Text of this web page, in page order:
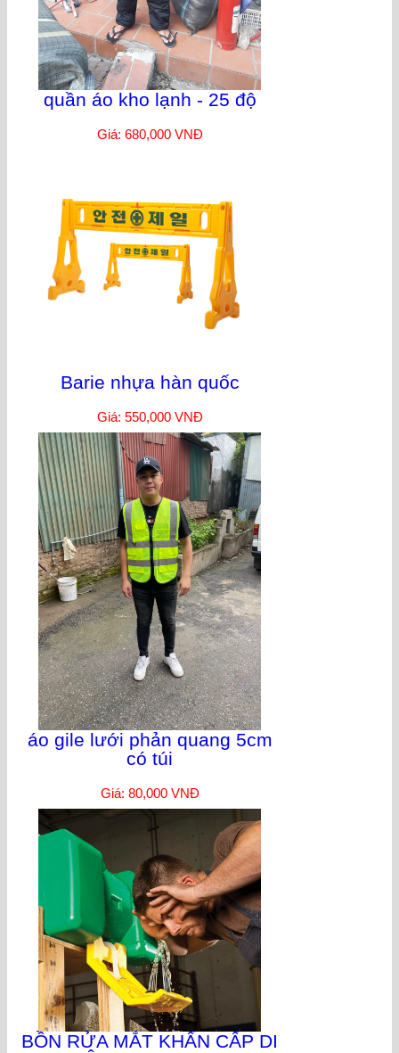
quần áo kho lạnh - 25 độ
Giá: 680,000 VNĐ
Barie nhựa hàn quốc
Giá: 550,000 VNĐ
áo gile lưới phản quang 5cm
có túi
Giá: 80,000 VNĐ
BỒN RỬA MẮT KHẨN CẤP DI